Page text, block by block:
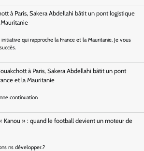
à Paris, Sakera Abdellahi bâtit un pont logistique
qui rapproche la France et la Mauritanie. Je vous
à Paris, Sakera Abdellahi bâtit un pont
et la Mauritanie
continuation
Kanou » : quand le football devient un moteur de
ns développer.?